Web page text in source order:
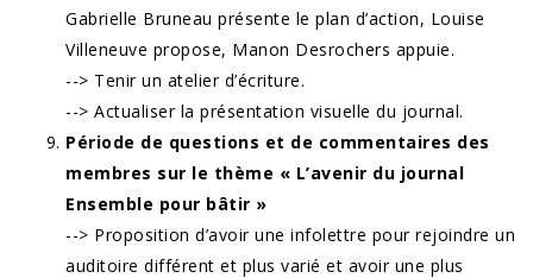
Gabrielle Bruneau présente le plan d’action, Louise
Villeneuve propose, Manon Desrochers appuie.
--> Tenir un atelier d’écriture.
--> Actualiser la présentation visuelle du journal.
Période de questions et de commentaires des
membres sur le thème « L’avenir du journal
Ensemble pour bâtir »
--> Proposition d’avoir une infolettre pour rejoindre un
auditoire différent et plus varié et avoir une plus